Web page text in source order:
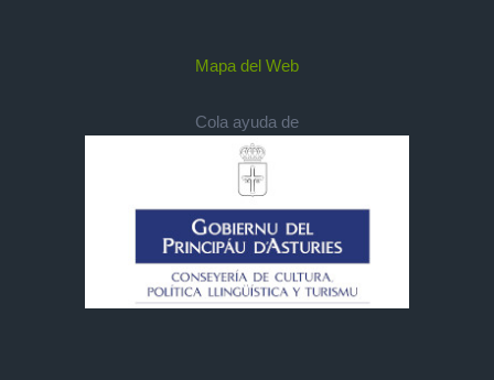
Mapa del Web
Cola ayuda de